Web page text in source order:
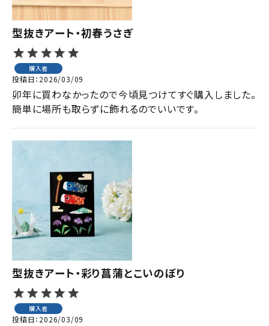
型抜きアート・初春うさぎ
購入者
投稿日 2026/03/09
卯年に買わなかったので今頃見つけてすぐ購入しました。
簡単に場所も取らずに飾れるのでいいです。
型抜きアート・彩り菖蒲とこいのぼり
購入者
投稿日 2026/03/09